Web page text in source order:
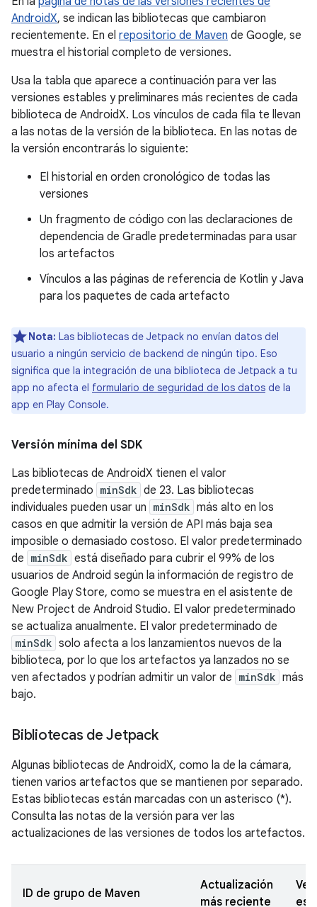
AndroidX, se indican las bibliotecas que cambiaron
recientemente. En el repositorio de Maven de Google, se
muestra el historial completo de versiones.
Usa la tabla que aparece a continuación para ver las
versiones estables y preliminares más recientes de cada
biblioteca de AndroidX. Los vínculos de cada fila te llevan
a las notas de la versión de la biblioteca. En las notas de
la versión encontrarás lo siguiente:
El historial en orden cronológico de todas las
versiones
Un fragmento de código con las declaraciones de
dependencia de Gradle predeterminadas para usar
los artefactos
Vínculos a las páginas de referencia de Kotlin y Java
para los paquetes de cada artefacto
Nota: Las bibliotecas de Jetpack no envían datos del
usuario a ningún servicio de backend de ningún tipo. Eso
significa que la integración de una biblioteca de Jetpack a tu
app no afecta el formulario de seguridad de los datos de la
app en Play Console.
Versión mínima del SDK
Las bibliotecas de AndroidX tienen el valor
predeterminado minSdk de 23. Las bibliotecas
individuales pueden usar un minSdk más alto en los
casos en que admitir la versión de API más baja sea
imposible o demasiado costoso. El valor predeterminado
de minSdk está diseñado para cubrir el 99% de los
usuarios de Android según la información de registro de
Google Play Store, como se muestra en el asistente de
New Project de Android Studio. El valor predeterminado
se actualiza anualmente. El valor predeterminado de
minSdk solo afecta a los lanzamientos nuevos de la
biblioteca, por lo que los artefactos ya lanzados no se
ven afectados y podrían admitir un valor de minSdk más
bajo.
Bibliotecas de Jetpack
Algunas bibliotecas de AndroidX, como la de la cámara,
tienen varios artefactos que se mantienen por separado.
Estas bibliotecas están marcadas con un asterisco (*).
Consulta las notas de la versión para ver las
actualizaciones de las versiones de todos los artefactos.
ID de grupo de Maven
Actualización
más reciente